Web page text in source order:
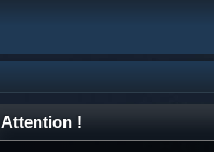
Attention !